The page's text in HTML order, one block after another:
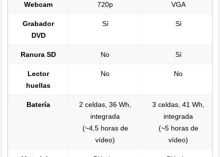
Webcam 720p VGA
Grabador
DVD
Sí Sí
Ranura SD No Sí
Lector
huellas
No No
Batería
2 celdas, 36 Wh,
integrada
(~4,5 horas de
vídeo)
3 celdas, 41 Wh,
integrada
(~5 horas de
vídeo)